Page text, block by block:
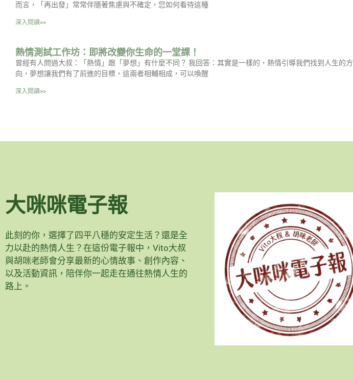
而言，「再出發」常常伴隨著焦慮與不確定，您如何看待這種
深入閱讀>>
熱情測試工作坊：即將改變你生命的一堂課！
曾經有人問過大叔：「熱情」跟「夢想」有什麼不同？ 我回答：其實是一樣的，熱情引導我們找到人生的方
向，夢想讓我們有了前進的目標，這兩者相輔相成，可以喚醒
深入閱讀>>
大咪咪電子報
此刻的你，選擇了四平八穩的安定生活？還是全
力以赴的熱情人生？在這份電子報中，Vito大叔
與胡咪老師會分享最新的心情故事、創作內容、
以及活動資訊，陪伴你一起走在通往熱情人生的
路上。